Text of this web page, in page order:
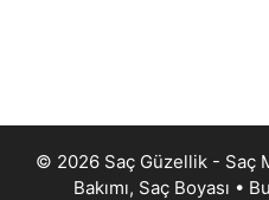
© 2026 Saç Güzellik - Saç
Bakımı, Saç Boyası •